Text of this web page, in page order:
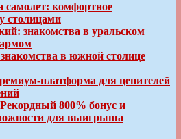
комфортное
столицами
знакомства в уральском
в южной столице
платформа для ценителей
800% бонус и
для выигрыша